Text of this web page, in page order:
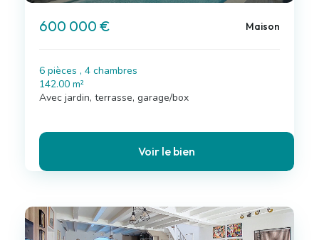
600 000 € Maison
6 pièces , 4 chambres
142.00 m²
Avec jardin, terrasse, garage/box
Voir le bien